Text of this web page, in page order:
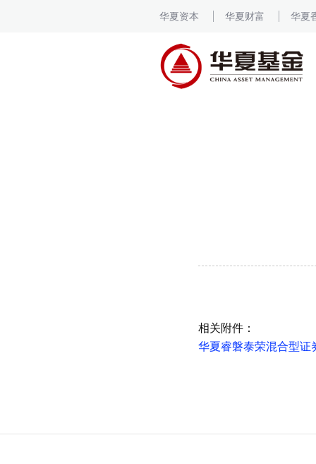
华夏资本 华夏财富 华夏
相关附件：
华夏睿磐泰荣混合型证